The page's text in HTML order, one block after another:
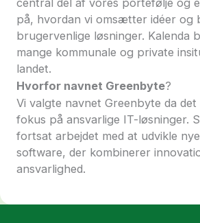
på, hvordan vi omsætter idéer og
brugervenlige løsninger. Kalenda
mange kommunale og private
landet.
Hvorfor navnet Greenbyte?
Vi valgte navnet Greenbyte da
fokus på ansvarlige IT-løsninger.
fortsat arbejdet med at udvikle
software, der kombinerer
ansvarlighed.